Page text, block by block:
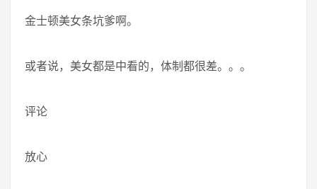
金士顿美女条坑爹啊。
或者说，美女都是中看的，体制都很差。。。
评论
放心